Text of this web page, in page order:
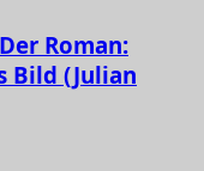
Roman:
Bild (Julian